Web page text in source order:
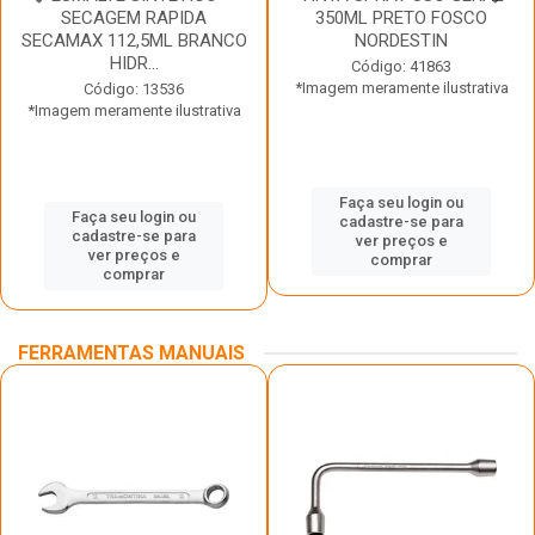
SECAGEM RAPIDA
SECAMAX 112,5ML BRANCO
HIDR...
Código: 13536
*Imagem meramente ilustrativa
Faça seu login ou
cadastre-se para
ver preços e
comprar
350ML PRETO FOSCO
NORDESTIN
Código: 41863
*Imagem meramente ilustrativa
Faça seu login ou
cadastre-se para
ver preços e
comprar
FERRAMENTAS MANUAIS